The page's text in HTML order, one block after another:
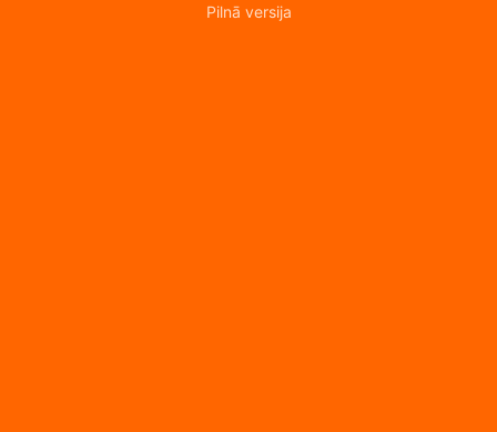
Pilnā versija